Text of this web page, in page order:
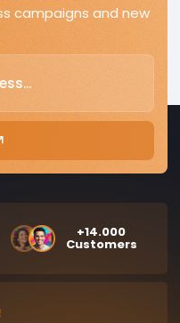
campaigns and new
+14.000
Customers